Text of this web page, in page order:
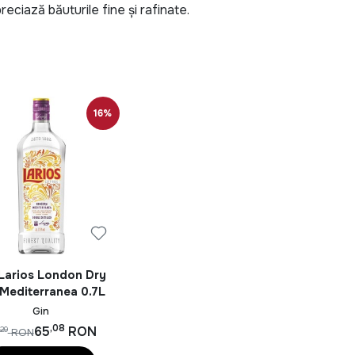
băuturile fine și rafinate.
de angelică și floare de portocal.
căpșuni coapte și citrice, urmat de un finish delicat.
fiind perfect pentru serile estivale sau
Dry Gin
gin premium, caracterizat de subtilitate și savoare. Cu
acest gin inspiră la visare și bucurie de viață.
16%
London Dry
0.7L
Gin
65,08 RON
RON